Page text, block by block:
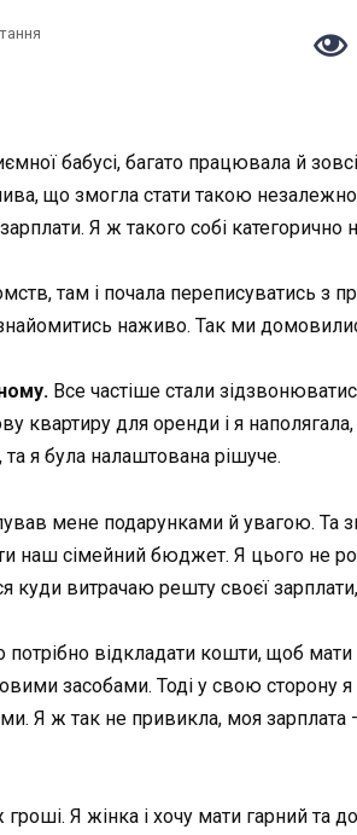
бабусі, багато працювала й
що змогла стати такою
Я ж такого собі категорично
там і почала переписуватись
наживо. Так ми
Все частіше стали
квартиру для оренди і я
я була налаштована рішуче.
мене подарунками й увагою. Та
наш сімейний бюджет. Я цього не
куди витрачаю решту своєї
відкладати кошти, щоб
засобами. Тоді у свою сторону
Я ж так не привикла, моя зарплата
Я жінка і хочу мати гарний та